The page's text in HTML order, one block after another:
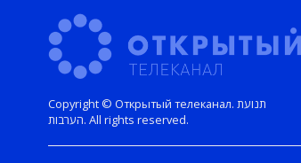
Copyright © Открытый телеканал. תנועת
הערבות. All rights reserved.